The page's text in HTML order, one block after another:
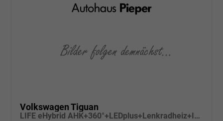
Volkswagen Tiguan
LIFE eHybrid AHK+360°+LEDplus+Lenkradheiz+IQ.Drive+ACC+AppConnect+eHeck